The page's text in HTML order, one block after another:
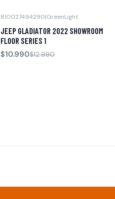
Agotado
810027494290|GreenLight
JEEP GLADIATOR 2022 SHOWROOM
FLOOR SERIES 1
$10.990$12.990